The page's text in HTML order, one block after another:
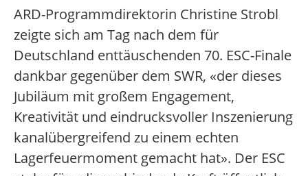
ARD-Programmdirektorin Christine Strobl
zeigte sich am Tag nach dem für
Deutschland enttäuschenden 70. ESC-Finale
dankbar gegenüber dem SWR, «der dieses
Jubiläum mit großem Engagement,
Kreativität und eindrucksvoller Inszenierung
kanalübergreifend zu einem echten
Lagerfeuermoment gemacht hat». Der ESC